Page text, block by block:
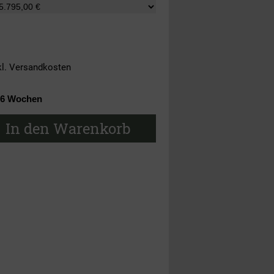
Versandkosten
Wochen
In den Warenkorb